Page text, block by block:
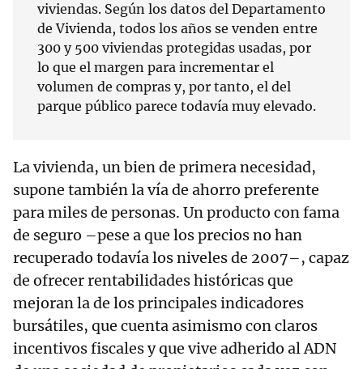
viviendas. Según los datos del Departamento
de Vivienda, todos los años se venden entre
300 y 500 viviendas protegidas usadas, por
lo que el margen para incrementar el
volumen de compras y, por tanto, el del
parque público parece todavía muy elevado.
La vivienda, un bien de primera necesidad,
supone también la vía de ahorro preferente
para miles de personas. Un producto con fama
de seguro –pese a que los precios no han
recuperado todavía los niveles de 2007–, capaz
de ofrecer rentabilidades históricas que
mejoran la de los principales indicadores
bursátiles, que cuenta asimismo con claros
incentivos fiscales y que vive adherido al ADN